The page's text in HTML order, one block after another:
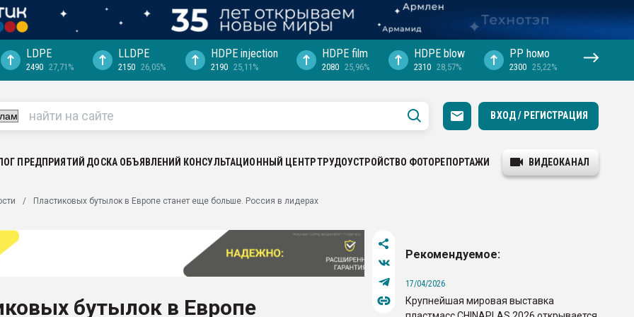
выходит на
рынке
LDPE
2490 27,71%
LLDPE
2150 26,05%
HDPE injection
2190 25,11%
HDPE film
2080 25,96%
HDPE blow
2310 28,57%
PP hомо
2300 25,22%
ВХОД / РЕГИСТРАЦИЯ
ПРЕДПРИЯТИЙ ДОСКА ОБЪЯВЛЕНИЙ КОНСУЛЬТАЦИОННЫЙ ЦЕНТРТРУДОУСТРОЙСТВО ФОТОРЕПОРТАЖИ ВИДЕОКАНАЛ
Пластиковых бутылок в Европе станет еще больше. Россия в лидерах
бутылок в Европе
Рекомендуемое:
17/04/2026
Крупнейшая мировая выставка